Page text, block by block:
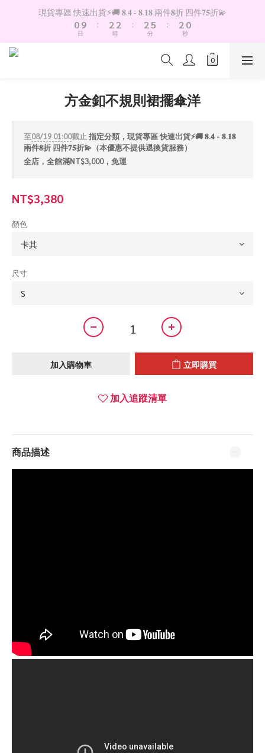
現貨專區 快速出貨⚡️🚚 𝟖.𝟒 - 𝟖.𝟏𝟖 兩件𝟖折 四件𝟕𝟓折💫
1
09
8
3
0
日
:
3
2
1
3
2
1
時
:
3
2
1
6
5
4
分
:
2
1
0
9
8
6
3
0
秒
方金釦不規則裙擺傘洋
至08/19 01:00截止 指定分類，現貨專區 快速出貨⚡️🚚 𝟖.𝟒 - 𝟖.𝟏𝟖
兩件𝟖折 四件𝟕𝟓折💫（本優惠不提供退換貨服務）
全店，全館滿NT$3,000，免運
NT$3,380
顏色
尺寸
加入購物車 立即購買
加入追蹤清單
商品描述